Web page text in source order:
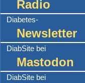
Radio
Diabetes-
Newsletter
DiabSite bei
Mastodon
DiabSite bei